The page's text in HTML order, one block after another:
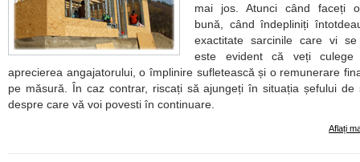
mai jos. Atunci când faceți
bună, când îndepliniți
exactitate sarcinile care vi
este evident că veți culege
aprecierea angajatorului, o împlinire sufletească și o remunerare
pe măsură. În caz contrar, riscați să ajungeți în situația șefului de
despre care vă voi povesti în continuare.
Aflați